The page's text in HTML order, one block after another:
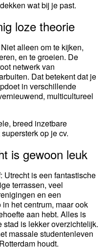
wat bij je past.
loze theorie
alleen om te kijken,
en te groeien. De
netwerk van
Dat betekent dat je
in verschillende
multicultureel
breed inzetbare
op je cv.
is gewoon leuk
Utrecht is een fantastische
terrassen, veel
en een
het centrum, maar ook
aan hebt. Alles is
stad is lekker overzichtelijk.
massale studentenleven
houdt.